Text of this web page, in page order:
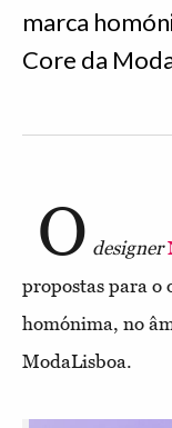
marca
Core da
O designer
propostas para o
homónima, no
ModaLisboa.